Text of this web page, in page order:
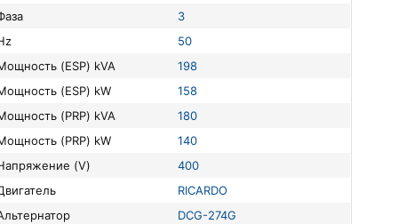
Фаза
3
Hz
50
Мощность (ESP) kVA
198
Мощность (ESP) kW
158
Мощность (PRP) kVA
180
Мощность (PRP) kW
140
Напряжение (V)
400
Двигатель
RICARDO
Альтернатор
DCG-274G